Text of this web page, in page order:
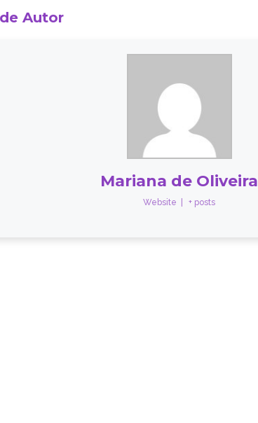
Autor
Mariana de Oliveira
Website + posts